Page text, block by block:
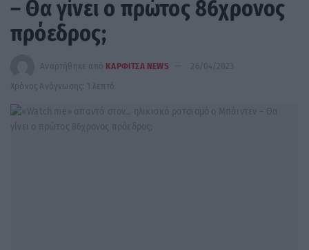
– Θα γίνει ο πρώτος 86χρονος
πρόεδρος;
Αναρτήθηκε από ΚΑΡΦΙΤΣΑ NEWS
26/04/2023
Χρόνος Ανάγνωσης: 1 λεπτό